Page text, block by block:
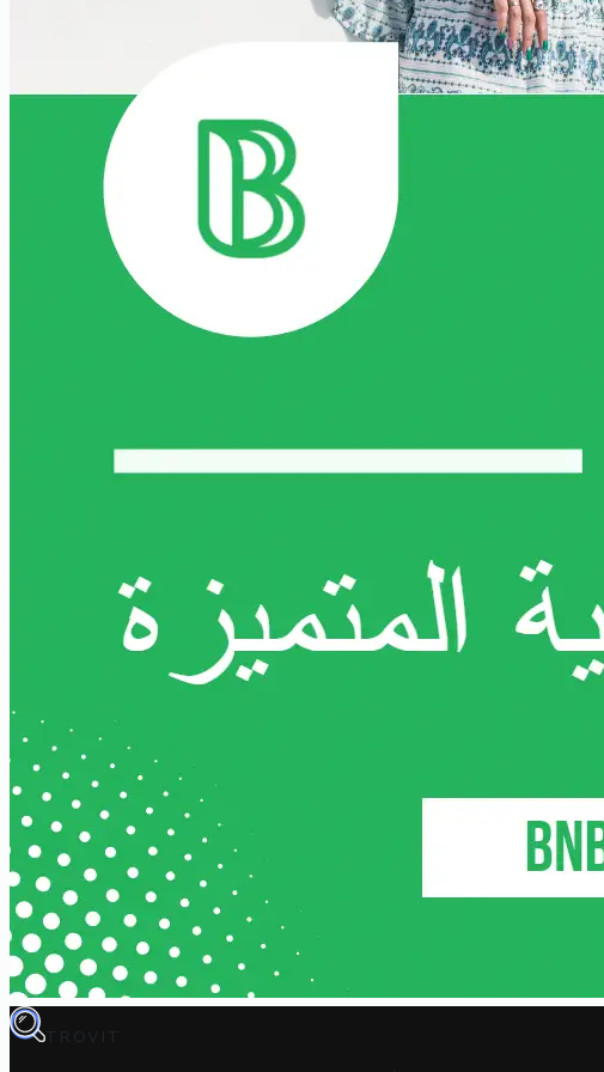
TROVIT